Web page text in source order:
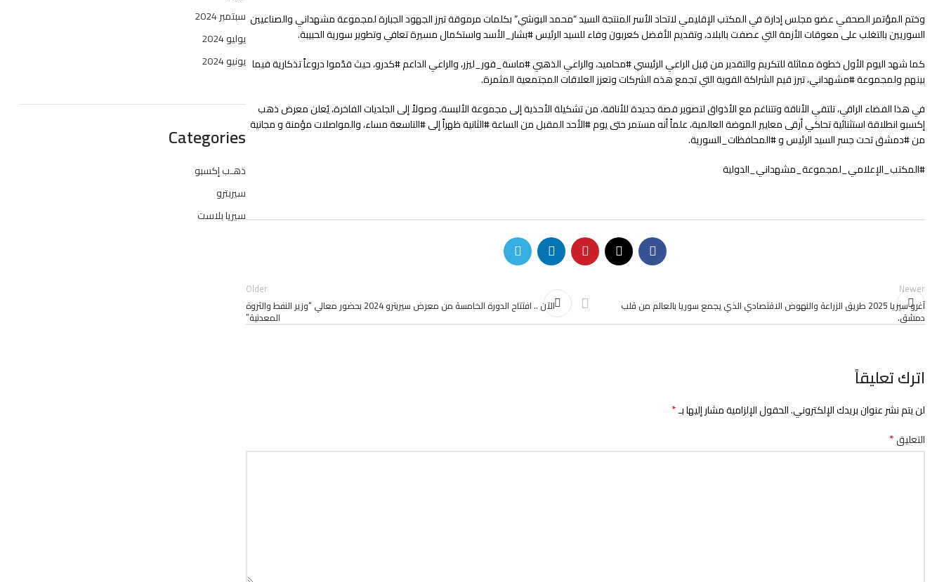
وختم المؤتمر الصحفي عضو مجلس إدارة في المكتب الإقليمي لاتحاد الأسر المنتجة السيد “محمد البوشي” بكلمات مرموقة تبرز الجهود الجبارة لمجموعة مشهداني والصناعيين
السوريين بالتغلب على معوقات الأزمة التي عصفت بالبلاد، وتقديم الأفضل كعربون وفاء للسيد الرئيس #بشار_الأسد واستكمال مسيرة تعافي وتطوير سورية الحبيبة.
كما شهد اليوم الأول خطوة مماثلة للتكريم والتقدير من قِبل الراعي الرئيسي #محاميد، والراعي الذهبي #ماسة_فور_ليزر، والراعي الداعم #كدرو، حيث قدّموا دروعاً تذكارية فيما
بينهم ولمجموعة #مشهداني، تبرز قيم الشراكة القوية التي تجمع هذه الشركات وتعزز العلاقات المجتمعية المثمرة.
في هذا الفضاء الراقي، تلتقي الأناقة وتتناغم مع الأذواق لتصوير قصة جديدة للأناقة، من تشكيلة الأحذية إلى مجموعة الألبسة، وصولاً إلى الجلديات الفاخرة، يُعلن معرض ذهب
إكسبو انطلاقة استثنائية تحاكي أرقى معايير الموضة العالمية، علماً أنه مستمر حتى يوم #الأحد المقبل من الساعة #الثانية ظهراً إلى #التاسعة مساء، والمواصلات مؤمنة و مجانية
من #دمشق تحت جسر السيد الرئيس و #المحافظات_السورية.
#المكتب_الإعلامي_لمجموعة_مشهداني_الدولية
Newer
آغرو سيريا 2025 طريق الزراعة والنهوض الاقتصادي الذي يجمع سوريا بالعالم من قلب
دمشق.
Older
الآن .. افتتاح الدورة الخامسة من معرض سيربترو 2024 بحضور معالي “وزير النفط والثروة
المعدنية”
اترك تعليقاً
لن يتم نشر عنوان بريدك الإلكتروني.الحقول الإلزامية مشار إليها بـ*
التعليق*
سبتمبر 2024
يوليو 2024
يونيو 2024
Categories
ذهـب إكسبو
سيربترو
سيريا بلاست